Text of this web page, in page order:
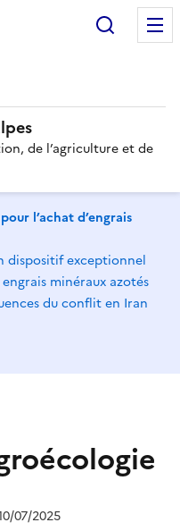
de l’agriculture et de
l’achat d’engrais
dispositif exceptionnel
minéraux azotés
du conflit en Iran
07/2025